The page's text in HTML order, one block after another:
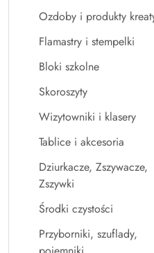
Ozdoby i produkty
Flamastry i stempelki
Bloki szkolne
Skoroszyty
Wizytowniki i klasery
Tablice i akcesoria
Dziurkacze, Zszywacze,
Zszywki
Środki czystości
Przyborniki, szuflady,